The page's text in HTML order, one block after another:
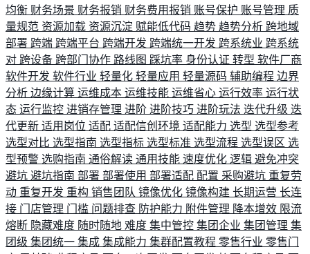
均衡 财务场景 财务报销 财务费用报销 账号保护 账号管理 质
量规范 资源加载 资源沉淀 赋能低代码 趋势 趋势分析 跨地域
部署 跨端 跨端平台 跨端开发 跨端统一开发 跨系统业 跨系统
对 跨设备 跨部门协作 路线图 踩坑率 身份认证 转型 软件厂商
软件开发 软件行业 轻量化 轻量应用 轻量源码 辅助编程 边界
分析 边缘计算 运维成本 运维技能 运维省心 运行效率 运行状
态 运行监控 进销存管理 进阶 进阶技巧 进阶玩法 迭代升级 迭
代更新 适用岗位 适配 适配信创环境 适配能力 选型 选型参考
选型对比 选型指南 选型指标 选型标准 选型流程 选型误区 选
型预警 选购指南 通俗解读 通用技能 速度优化 逻辑 避免冲突
避坑 避坑指南 部署 部署使用 部署适配 配置 采购避坑 重复劳
动 重复开发 重构 销售团队 镜像优化 镜像构建 长期运营 长连
接 门店管理 门槛 问题排查 防护能力 附件管理 降本增效 限流
熔断 隐藏难度 随时随地 难度 集中管控 集团企业 集团管理 集
团级 集团统一 集成 集成能力 集群配置教程 零售行业 零售门